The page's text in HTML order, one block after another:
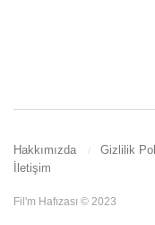
Hakkımızda Gizlilik
İletişim
Fil'm Hafızası © 2023